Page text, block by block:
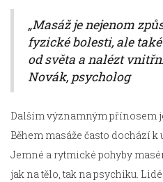
„Masáž je nejenom
fyzické bolesti, ale
od světa a nalézt
Novák, psycholog
Dalším významným přínosem
Během masáže často dochází
Jemné a rytmické pohyby
jak na tělo, tak na psychiku.